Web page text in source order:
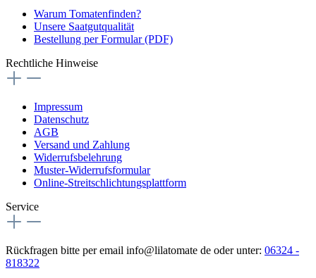
Warum Tomatenfinden?
Unsere Saatgutqualität
Bestellung per Formular (PDF)
Rechtliche Hinweise
Impressum
Datenschutz
AGB
Versand und Zahlung
Widerrufsbelehrung
Muster-Widerrufsformular
Online-Streitschlichtungsplattform
Service
Rückfragen bitte per email info@lilatomate de oder unter: 06324 -
818322